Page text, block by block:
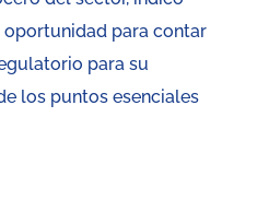
oportunidad para contar
para su
los puntos esenciales